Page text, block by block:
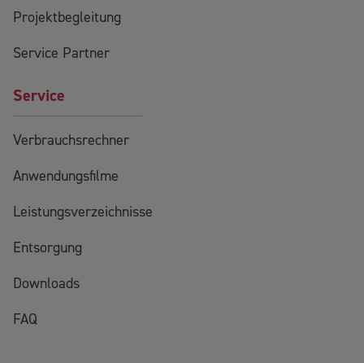
Projektbegleitung
Service Partner
Service
Verbrauchsrechner
Anwendungsfilme
Leistungsverzeichnisse
Entsorgung
Downloads
FAQ